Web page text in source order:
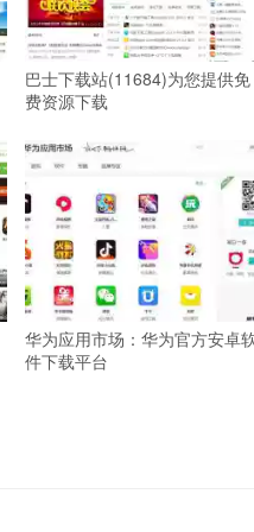
巴士下载站(11684)为您提供免
费资源下载
华为应用市场：华为官方安卓
件下载平台